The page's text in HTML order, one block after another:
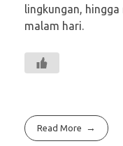
lingkungan,
malam hari.
Read More